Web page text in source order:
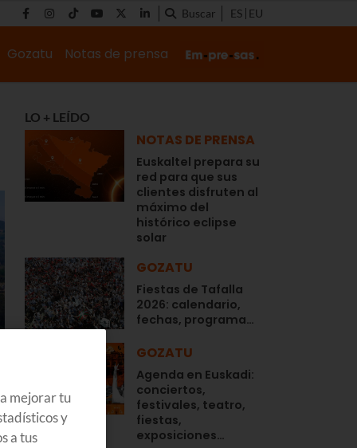
Buscar ES EU
Gozatu Notas de prensa
LO + LEÍDO
NOTAS DE PRENSA
Euskaltel prepara su
red para que sus
clientes disfruten al
máximo del
histórico eclipse
solar
GOZATU
Fiestas de Tafalla
2026: calendario,
fechas, programa…
GOZATU
Agenda en Euskadi:
conciertos,
festivales, teatro,
fiestas,
exposiciones…
mejorar tu
y
a tus